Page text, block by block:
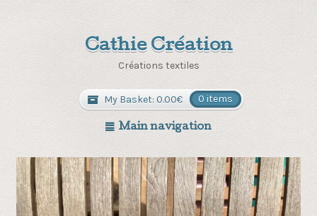
Cathie Création
Créations textiles
My Basket: 0.00€ 0 items
Main navigation